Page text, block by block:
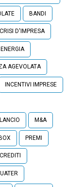
BANDI
CRISI D'IMPRESA
ENERGIA
AGEVOLATA
INCENTIVI IMPRESE
M&A
PREMI